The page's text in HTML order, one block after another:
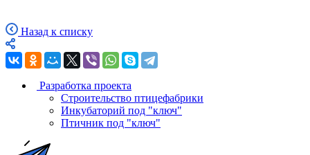
Назад к списку
Разработка проекта
Строительство птицефабрики
Инкубаторий под "ключ"
Птичник под "ключ"